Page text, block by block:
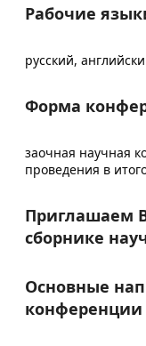
Рабочие
русский,
Форма
заочная научная
проведения в
Приглашаем
сборнике
Основные
конференции